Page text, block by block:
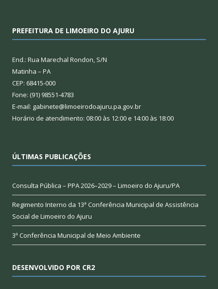
PREFEITURA DE LIMOEIRO DO AJURU
End.: Rua Marechal Rondon, S/N
Matinha – PA
CEP: 68415-000
Fone: (91) 98551-4783
E-mail: gabinete@limoeirodoajuru.pa.gov.br
Horário de atendimento: 08:00 às 12:00 e 14:00 às 18:00
ÚLTIMAS PUBLICAÇÕES
Consulta Pública – PPA 2026–2029 – Limoeiro do Ajuru/PA
Regimento Interno da 13ª Conferência Municipal de Assistência
Social de Limoeiro do Ajuru
3ª Conferência Municipal de Meio Ambiente
DESENVOLVIDO POR CR2